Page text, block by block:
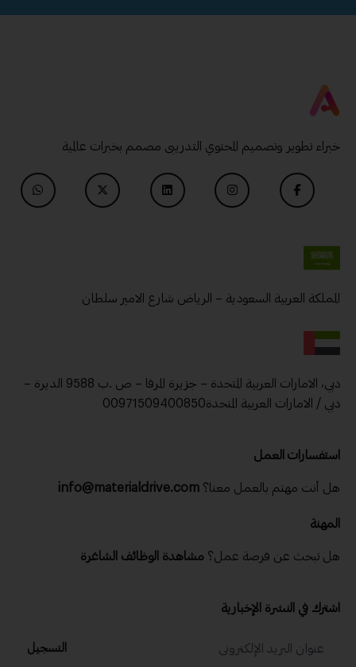
خبراء تطوير وتصميم المحتوي التدريبى مصمم بخبرات عالمية
المملكة العربية السعودية – الرياض شارع الامير سلطان
دبي، الامارات العربية المتحدة – جزيرة المرفا – ص .ب 9588 الديرة –
دبي / الامارات العربية المتحدة00971509400850
استفسارات العمل
هل أنت مهتم بالعمل معنا؟ info@materialdrive.com
المهنة
هل تبحث عن فرصة عمل؟ مشاهدة الوظائف الشاغرة
اشترك في النشرة الإخبارية
التسجيل